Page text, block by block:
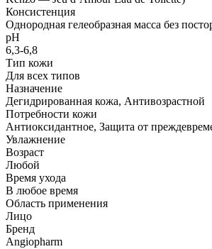
Консистенция
Однородная гелеобразная масса без
рН
6,3-6,8
Тип кожи
Для всех типов
Назначение
Дегидрированная кожа, Антивозрастной
Потребности кожи
Антиоксидантное, Защита от
Увлажнение
Возраст
Любой
Время ухода
В любое время
Область применения
Лицо
Бренд
Angiopharm